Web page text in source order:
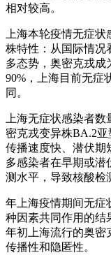
相对较高。
上海本轮疫情无症
株特性：从国际情况
多态势，奥密克戎成
90%，上海目前无症
同。
上海无症状感染者
密克戎变异株BA.2亚
传播速度快、潜伏期
多感染者在早期或潜
测水平，导致核酸检
年上海疫情期间无症
种因素共同作用的结
年初上海流行的奥密
传播性和隐匿性。